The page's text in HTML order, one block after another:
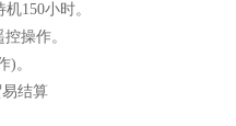
150小时。
操作。
)。
结算